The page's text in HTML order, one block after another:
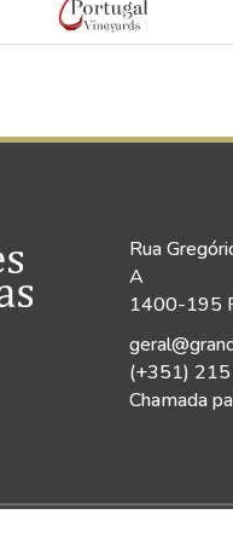
Rua
A
1400-195
(+351)
Chamada